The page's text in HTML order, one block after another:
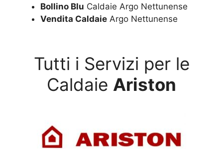
Bollino Blu Caldaie Argo Nettunense
Vendita Caldaie Argo Nettunense
Tutti i Servizi per le
Caldaie Ariston